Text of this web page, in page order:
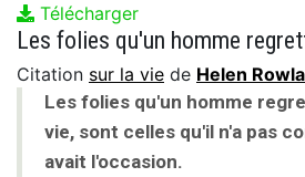
Télécharger
Citation sur la vie de Helen
Les folies qu'un homme
vie, sont celles qu'il n'a pas
avait l'occasion.